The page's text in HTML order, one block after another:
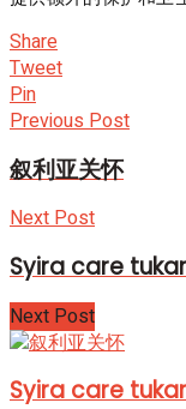
Share
Tweet
Pin
Previous Post
叙利亚关怀
Next Post
Syira care
Next Post
Syira care